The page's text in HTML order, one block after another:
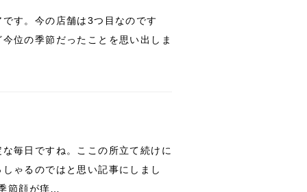
す。今の店舗は3つ目なのです
位の季節だったことを思い出しま
毎日ですね。ここの所立て続けに
ゃるのではと思い記事にしまし
節顔が痒…